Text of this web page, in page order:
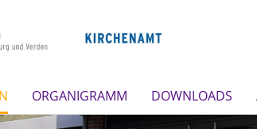
ORGANIGRAMM DOWNLOADS